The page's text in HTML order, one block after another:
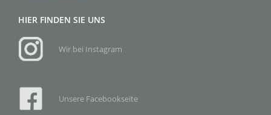
HIER FINDEN SIE UNS
Wir bei Instagram
Unsere Facebookseite